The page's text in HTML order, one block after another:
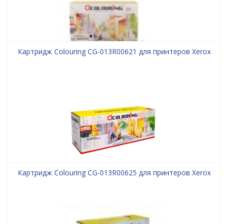
Картридж Colouring CG-013R00621 для принтеров Xerox
Картридж Colouring CG-013R00625 для принтеров Xerox